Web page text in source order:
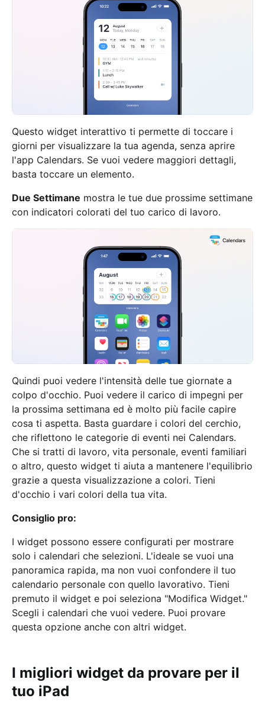
Questo widget interattivo ti permette di toccare i
giorni per visualizzare la tua agenda, senza aprire
l'app Calendars. Se vuoi vedere maggiori dettagli,
basta toccare un elemento.
Due Settimane mostra le tue due prossime settimane
con indicatori colorati del tuo carico di lavoro.
Quindi puoi vedere l'intensità delle tue giornate a
colpo d'occhio. Puoi vedere il carico di impegni per
la prossima settimana ed è molto più facile capire
cosa ti aspetta. Basta guardare i colori del cerchio,
che riflettono le categorie di eventi nei Calendars.
Che si tratti di lavoro, vita personale, eventi familiari
o altro, questo widget ti aiuta a mantenere l'equilibrio
grazie a questa visualizzazione a colori. Tieni
d'occhio i vari colori della tua vita.
Consiglio pro:
I widget possono essere configurati per mostrare
solo i calendari che selezioni. L'ideale se vuoi una
panoramica rapida, ma non vuoi confondere il tuo
calendario personale con quello lavorativo. Tieni
premuto il widget e poi seleziona "Modifica Widget."
Scegli i calendari che vuoi vedere. Puoi provare
questa opzione anche con altri widget.
I migliori widget da provare per il
tuo iPad